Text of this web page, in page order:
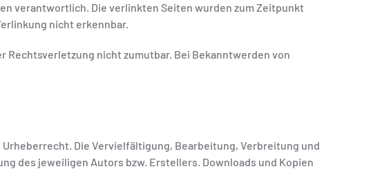
verantwortlich. Die verlinkten Seiten wurden zum Zeitpunkt
nicht erkennbar.
nicht zumutbar. Bei Bekanntwerden von
Die Vervielfältigung, Bearbeitung, Verbreitung und
des jeweiligen Autors bzw. Erstellers. Downloads und Kopien